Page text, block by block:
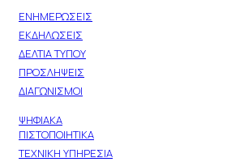
ΕΝΗΜΕΡΩΣΕΙΣ
ΕΚΔΗΛΩΣΕΙΣ
ΔΕΛΤΙΑ ΤΥΠΟΥ
ΠΡΟΣΛΗΨΕΙΣ
ΔΙΑΓΩΝΙΣΜΟΙ
ΨΗΦΙΑΚΑ
ΠΙΣΤΟΠΟΙΗΤΙΚΑ
ΤΕΧΝΙΚΗ ΥΠΗΡΕΣΙΑ